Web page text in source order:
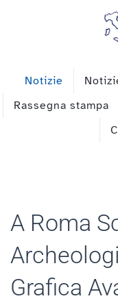
Skip to main content
Notizie
Rassegna stampa
A Roma
Grafica